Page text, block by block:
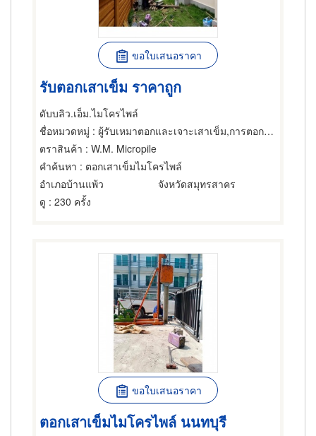
ขอใบเสนอราคา
รับตอกเสาเข็ม ราคาถูก
ดับบลิว.เอ็ม.ไมโครไพล์
ชื่อหมวดหมู่ : ผู้รับเหมาตอกและเจาะเสาเข็ม,การตอกเสาเข็ม,เสาเข็ม
ตราสินค้า : W.M. Micropile
คำค้นหา : ตอกเสาเข็มไมโครไพล์
อำเภอบ้านแพ้ว
จังหวัดสมุทรสาคร
ดู : 230 ครั้ง
ขอใบเสนอราคา
ตอกเสาเข็มไมโครไพล์ นนทบุรี